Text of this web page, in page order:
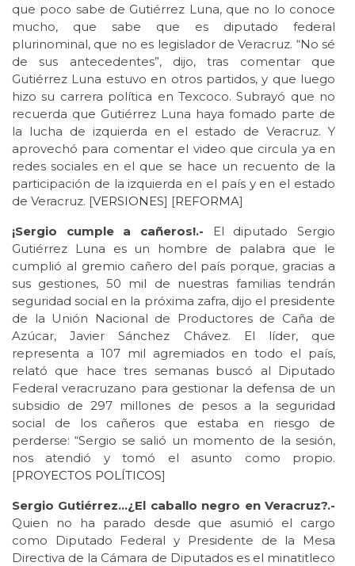
que poco sabe de Gutiérrez Luna, que no lo conoce
mucho, que sabe que es diputado federal
plurinominal, que no es legislador de Veracruz. “No sé
de sus antecedentes”, dijo, tras comentar que
Gutiérrez Luna estuvo en otros partidos, y que luego
hizo su carrera política en Texcoco. Subrayó que no
recuerda que Gutiérrez Luna haya fomado parte de
la lucha de izquierda en el estado de Veracruz. Y
aprovechó para comentar el video que circula ya en
redes sociales en el que se hace un recuento de la
participación de la izquierda en el país y en el estado
de Veracruz. [VERSIONES] [REFORMA]
¡Sergio cumple a cañeros!.- El diputado Sergio
Gutiérrez Luna es un hombre de palabra que le
cumplió al gremio cañero del país porque, gracias a
sus gestiones, 50 mil de nuestras familias tendrán
seguridad social en la próxima zafra, dijo el presidente
de la Unión Nacional de Productores de Caña de
Azúcar, Javier Sánchez Chávez. El líder, que
representa a 107 mil agremiados en todo el país,
relató que hace tres semanas buscó al Diputado
Federal veracruzano para gestionar la defensa de un
subsidio de 297 millones de pesos a la seguridad
social de los cañeros que estaba en riesgo de
perderse: “Sergio se salió un momento de la sesión,
nos atendió y tomó el asunto como propio.
[PROYECTOS POLÍTICOS]
Sergio Gutiérrez…¿El caballo negro en Veracruz?.-
Quien no ha parado desde que asumió el cargo
como Diputado Federal y Presidente de la Mesa
Directiva de la Cámara de Diputados es el minatitleco